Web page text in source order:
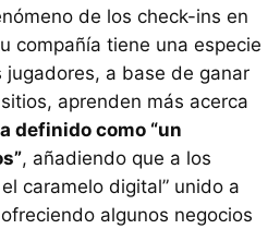
de los check-ins en
compañía tiene una especie
jugadores, a base de ganar
aprenden más acerca
definido como “un
, añadiendo que a los
caramelo digital” unido a
algunos negocios